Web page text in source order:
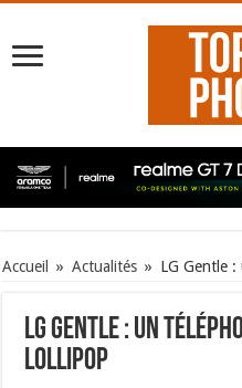
Accueil » Actualités » LG Gentle
LG Gentle : un
Lollipop